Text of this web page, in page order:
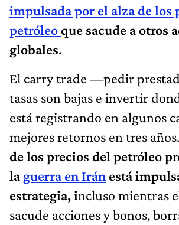
impulsada por el alza de los
petróleo que sacude a otros
globales.
El carry trade —pedir
tasas son bajas e invertir
está registrando en algunos
mejores retornos en tres años.
de los precios del petróleo
laguerra en Irán está
estrategia, incluso mientras
sacude acciones y bonos,